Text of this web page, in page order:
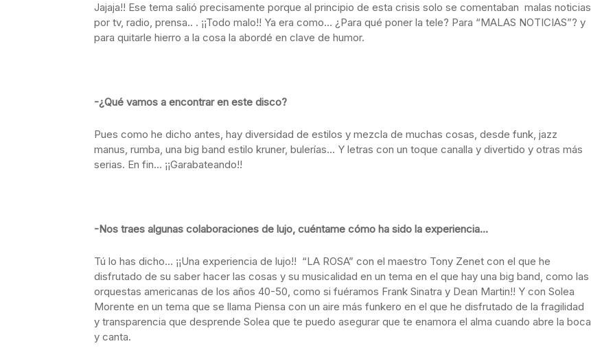
Jajaja!! Ese tema salió precisamente porque al principio de esta crisis solo se comentaban malas noticias
por tv, radio, prensa.. . ¡¡Todo malo!! Ya era como… ¿Para qué poner la tele? Para “MALAS NOTICIAS”? y
para quitarle hierro a la cosa la abordé en clave de humor.
-¿Qué vamos a encontrar en este disco?
Pues como he dicho antes, hay diversidad de estilos y mezcla de muchas cosas, desde funk, jazz
manus, rumba, una big band estilo kruner, bulerías… Y letras con un toque canalla y divertido y otras más
serias. En fin… ¡¡Garabateando!!
-Nos traes algunas colaboraciones de lujo, cuéntame cómo ha sido la experiencia…
Tú lo has dicho… ¡¡Una experiencia de lujo!! “LA ROSA” con el maestro Tony Zenet con el que he
disfrutado de su saber hacer las cosas y su musicalidad en un tema en el que hay una big band, como las
orquestas americanas de los años 40-50, como si fuéramos Frank Sinatra y Dean Martin!! Y con Solea
Morente en un tema que se llama Piensa con un aire más funkero en el que he disfrutado de la fragilidad
y transparencia que desprende Solea que te puedo asegurar que te enamora el alma cuando abre la boca
y canta.